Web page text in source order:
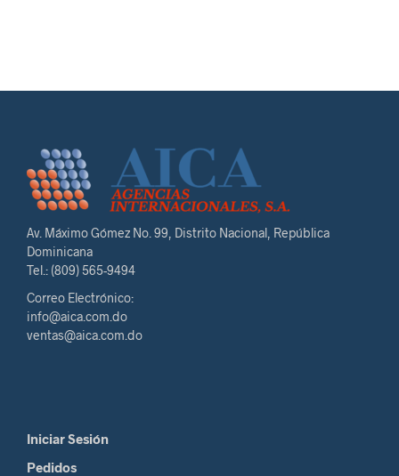
Av. Máximo Gómez No. 99, Distrito Nacional, República
Dominicana
Tel.: (809) 565-9494
Correo Electrónico:
info@aica.com.do
ventas@aica.com.do
Iniciar Sesión
Pedidos